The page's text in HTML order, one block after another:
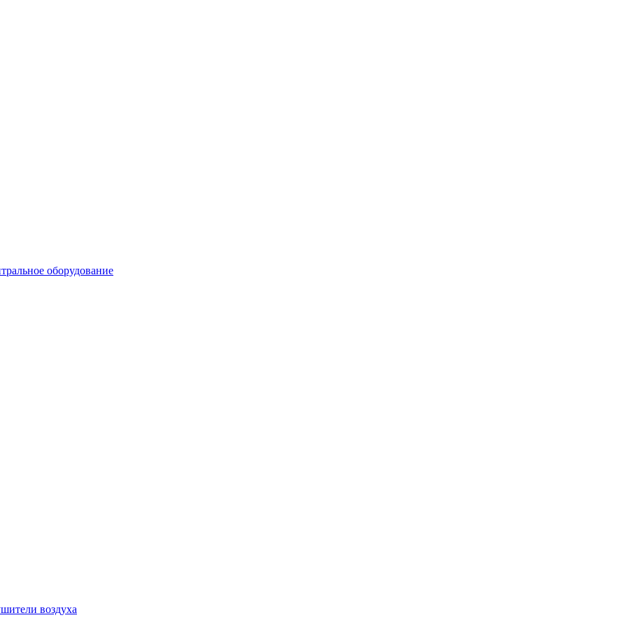
оборудование
воздуха